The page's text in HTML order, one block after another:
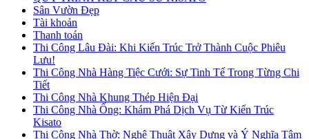
Sân Vườn Đẹp
Tài khoản
Thanh toán
Thi Công Lâu Đài: Khi Kiến Trúc Trở Thành Cuộc Phiêu
Lưu!
Thi Công Nhà Hàng Tiệc Cưới: Sự Tinh Tế Trong Từng Chi
Tiết
Thi Công Nhà Khung Thép Hiện Đại
Thi Công Nhà Ống: Khám Phá Dịch Vụ Từ Kiến Trúc
Kisato
Thi Công Nhà Thờ: Nghệ Thuật Xây Dựng và Ý Nghĩa Tâm